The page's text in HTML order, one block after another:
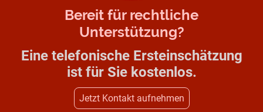
Bereit für rechtliche
Unterstützung?
Eine telefonische Ersteinschätzung
ist für Sie kostenlos.
Jetzt Kontakt aufnehmen